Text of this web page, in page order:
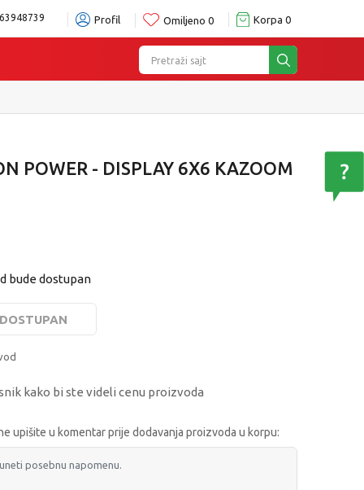
Profil Omiljeno 0 Korpa 0
Pretraži sajt
POWER - DISPLAY 6X6 KAZOOM
bude dostupan
kako bi ste videli cenu proizvoda
upišite u komentar prije dodavanja proizvoda u korpu: